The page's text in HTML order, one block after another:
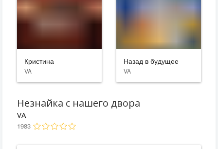
Кристина
VA
Назад в будущее
VA
Незнайка с нашего двора
VA
1983